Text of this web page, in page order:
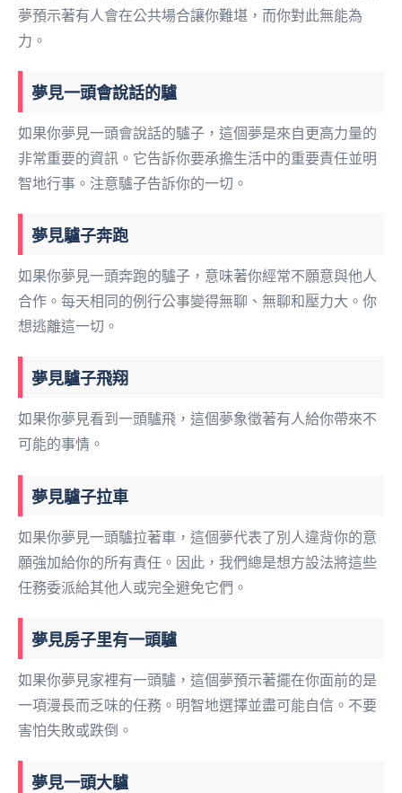
夢預示著有人會在公共場合讓你難堪，而你對此無能為
力。
夢見一頭會說話的驢
如果你夢見一頭會說話的驢子，這個夢是來自更高力量的
非常重要的資訊。它告訴你要承擔生活中的重要責任並明
智地行事。注意驢子告訴你的一切。
夢見驢子奔跑
如果你夢見一頭奔跑的驢子，意味著你經常不願意與他人
合作。每天相同的例行公事變得無聊、無聊和壓力大。你
想逃離這一切。
夢見驢子飛翔
如果你夢見看到一頭驢飛，這個夢象徵著有人給你帶來不
可能的事情。
夢見驢子拉車
如果你夢見一頭驢拉著車，這個夢代表了別人違背你的意
願強加給你的所有責任。因此，我們總是想方設法將這些
任務委派給其他人或完全避免它們。
夢見房子里有一頭驢
如果你夢見家裡有一頭驢，這個夢預示著擺在你面前的是
一項漫長而乏味的任務。明智地選擇並盡可能自信。不要
害怕失敗或跌倒。
夢見一頭大驢